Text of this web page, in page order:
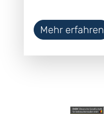
Mehr erfahren